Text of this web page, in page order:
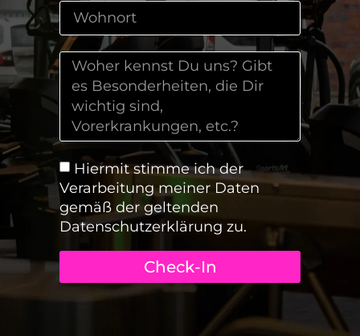
Hiermit stimme ich der
Verarbeitung meiner Daten
gemäß der geltenden
Datenschutzerklärung zu.
Check-In